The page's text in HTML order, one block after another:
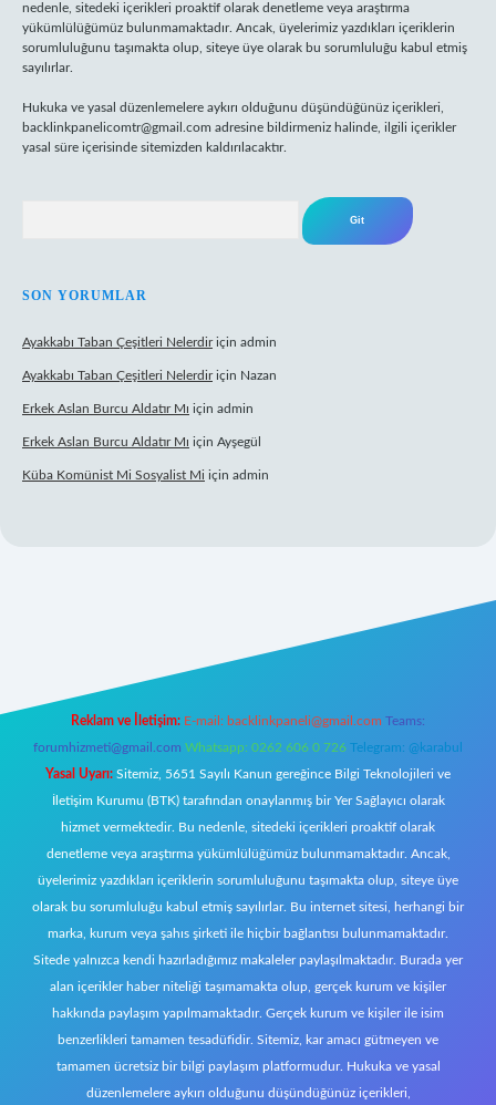
nedenle, sitedeki içerikleri proaktif olarak denetleme veya araştırma
yükümlülüğümüz bulunmamaktadır. Ancak, üyelerimiz yazdıkları içeriklerin
sorumluluğunu taşımakta olup, siteye üye olarak bu sorumluluğu kabul etmiş
sayılırlar.
Hukuka ve yasal düzenlemelere aykırı olduğunu düşündüğünüz içerikleri,
backlinkpanelicomtr@gmail.com adresine bildirmeniz halinde, ilgili içerikler
yasal süre içerisinde sitemizden kaldırılacaktır.
SON YORUMLAR
Ayakkabı Taban Çeşitleri Nelerdiriçin admin
Ayakkabı Taban Çeşitleri Nelerdiriçin Nazan
Erkek Aslan Burcu Aldatır Mı için admin
Erkek Aslan Burcu Aldatır Mı için Ayşegül
Küba Komünist Mi Sosyalist Mi için admin
Reklam ve İletişim: E-mail: backlinkpaneli@gmail.com Teams:
forumhizmeti@gmail.com Whatsapp: 0262 606 0 726 Telegram: @karabul
Yasal Uyarı: Sitemiz, 5651 Sayılı Kanun gereğince Bilgi Teknolojileri ve
İletişim Kurumu (BTK) tarafından onaylanmış bir Yer Sağlayıcı olarak
hizmet vermektedir. Bu nedenle, sitedeki içerikleri proaktif olarak
denetleme veya araştırma yükümlülüğümüz bulunmamaktadır. Ancak,
üyelerimiz yazdıkları içeriklerin sorumluluğunu taşımakta olup, siteye üye
olarak bu sorumluluğu kabul etmiş sayılırlar. Bu internet sitesi, herhangi bir
marka, kurum veya şahıs şirketi ile hiçbir bağlantısı bulunmamaktadır.
Sitede yalnızca kendi hazırladığımız makaleler paylaşılmaktadır. Burada yer
alan içerikler haber niteliği taşımamakta olup, gerçek kurum ve kişiler
hakkında paylaşım yapılmamaktadır. Gerçek kurum ve kişiler ile isim
benzerlikleri tamamen tesadüfidir. Sitemiz, kar amacı gütmeyen ve
tamamen ücretsiz bir bilgi paylaşım platformudur. Hukuka ve yasal
düzenlemelere aykırı olduğunu düşündüğünüz içerikleri,